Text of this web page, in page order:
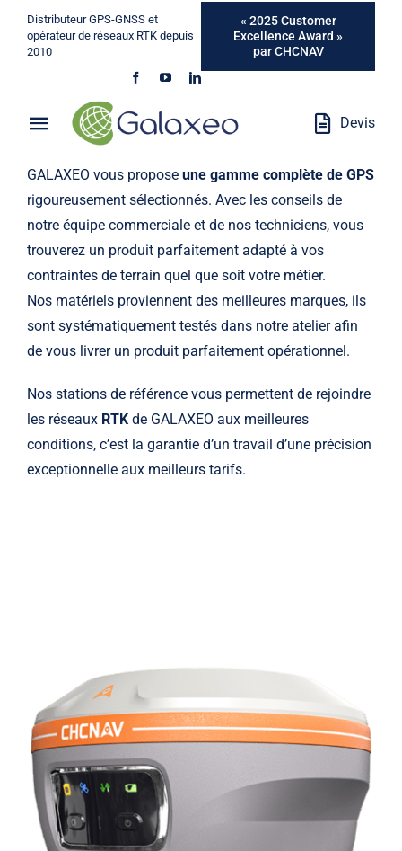
Passer
contenu
Distributeur GPS-GNSS et
opérateur de réseaux RTK depuis
2010
« 2025 Customer
Excellence Award »
par CHCNAV
Toggle
Navigation
Qui Sommes-Nous ?
Métiers
Produits
Services
Actualités
Contact
Devis
GALAXEO vous propose une gamme complète de GPS
rigoureusement sélectionnés. Avec les conseils de
notre équipe commerciale et de nos techniciens, vous
trouverez un produit parfaitement adapté à vos
contraintes de terrain quel que soit votre métier.
Nos matériels proviennent des meilleures marques, ils
sont systématiquement testés dans notre atelier afin
de vous livrer un produit parfaitement opérationnel.
Nos stations de référence vous permettent de rejoindre
les réseaux RTKde GALAXEO aux meilleures
conditions, c’est la garantie d’un travail d’une précision
exceptionnelle aux meilleurs tarifs.